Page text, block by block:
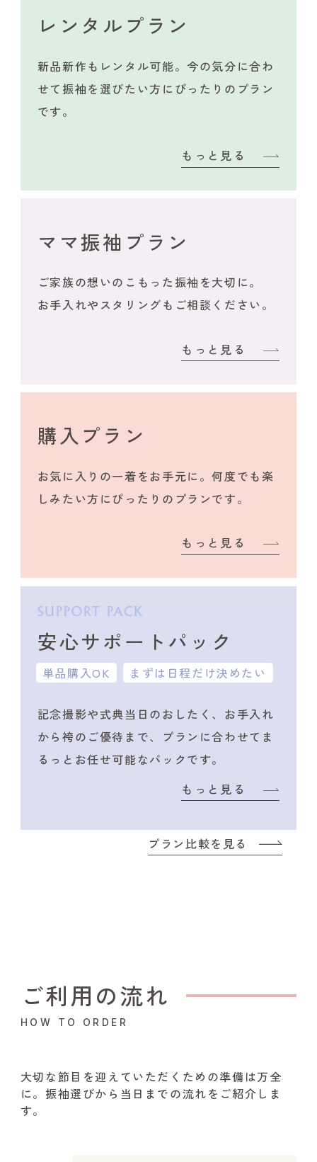
レンタルプラン
新品新作もレンタル可能。今の気分に合わ
せて振袖を選びたい方にぴったりのプラン
です。
もっと見る
ママ振袖プラン
ご家族の想いのこもった振袖を大切に。
お手入れやスタリングもご相談ください。
もっと見る
購入プラン
お気に入りの一着をお手元に。何度でも楽
しみたい方にぴったりのプランです。
もっと見る
安心サポートパック
単品購入OK まずは日程だけ決めたい
記念撮影や式典当日のおしたく、 お手入れ
から袴のご優待まで、プランに合わせて ま
るっとお任せ可能なパックです。
もっと見る
プラン比較を見る
ご利用の流れ
HOW TO ORDER
大切な節目を迎えていただくための準備は万全
に。振袖選びから当日までの流れをご紹介しま
す。